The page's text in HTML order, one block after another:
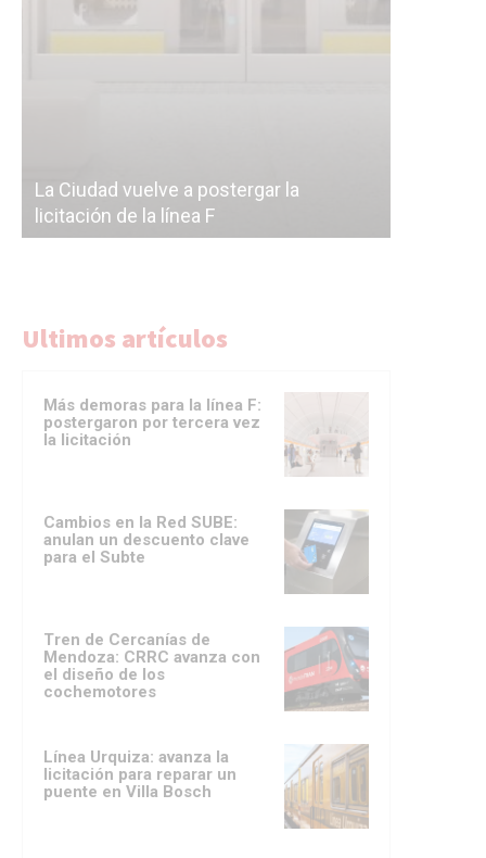
La Ciudad vuelve a postergar la
licitación de la línea F
Ultimos artículos
Más demoras para la línea F:
postergaron por tercera vez
la licitación
Cambios en la Red SUBE:
anulan un descuento clave
para el Subte
Tren de Cercanías de
Mendoza: CRRC avanza con
el diseño de los
cochemotores
Línea Urquiza: avanza la
licitación para reparar un
puente en Villa Bosch